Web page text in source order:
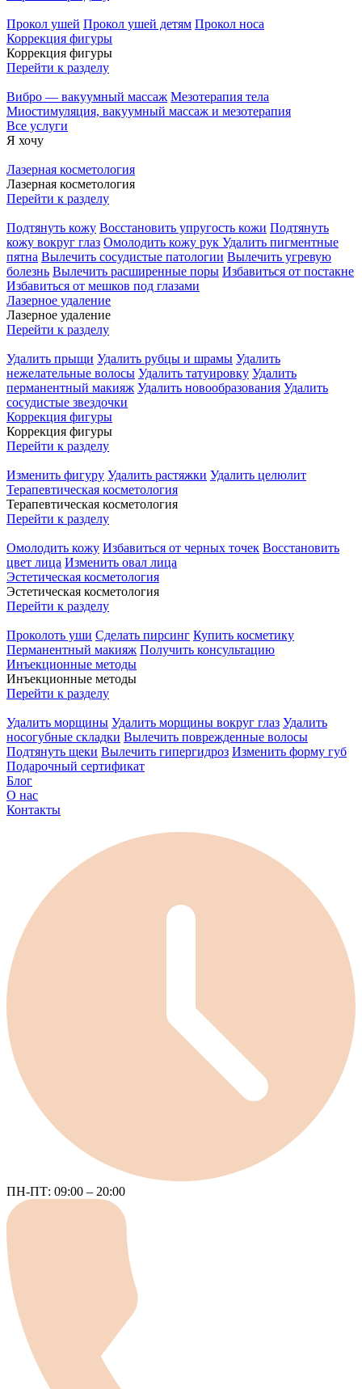
Прокол ушей Прокол ушей детям Прокол носа
Коррекция фигуры
Коррекция фигуры
Перейти к разделу
Вибро — вакуумный массаж Мезотерапия тела
Миостимуляция, вакуумный массаж и мезотерапия
Все услуги
Я хочу
Лазерная косметология
Лазерная косметология
Перейти к разделу
Подтянуть кожу Восстановить упругость кожи Подтянуть
кожу вокруг глаз Омолодить кожу рук Удалить пигментные
пятна Вылечить сосудистые патологии Вылечить угревую
болезнь Вылечить расширенные поры Избавиться от постакне
Избавиться от мешков под глазами
Лазерное удаление
Лазерное удаление
Перейти к разделу
Удалить прыщи Удалить рубцы и шрамы Удалить
нежелательные волосы Удалить татуировку Удалить
перманентный макияж Удалить новообразования Удалить
сосудистые звездочки
Коррекция фигуры
Коррекция фигуры
Перейти к разделу
Изменить фигуру Удалить растяжки Удалить целюлит
Терапевтическая косметология
Терапевтическая косметология
Перейти к разделу
Омолодить кожу Избавиться от черных точек Восстановить
цвет лица Изменить овал лица
Эстетическая косметология
Эстетическая косметология
Перейти к разделу
Проколоть уши Сделать пирсинг Купить косметику
Перманентный макияж Получить консультацию
Инъекционные методы
Инъекционные методы
Перейти к разделу
Удалить морщины Удалить морщины вокруг глаз Удалить
носогубные складки Вылечить поврежденные волосы
Подтянуть щеки Вылечить гипергидроз Изменить форму губ
Подарочный сертификат
Блог
О нас
Контакты
ПН-ПТ: 09:00 – 20:00